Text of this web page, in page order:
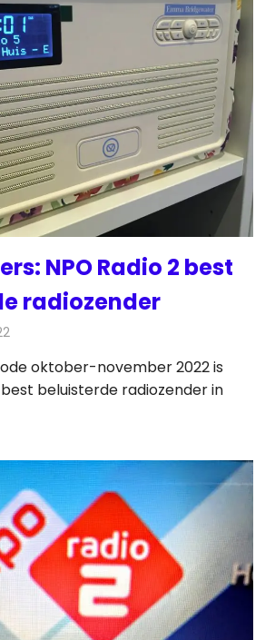
NPO Radio 2 best
radiozender
oktober-november 2022 is
best beluisterde radiozender in